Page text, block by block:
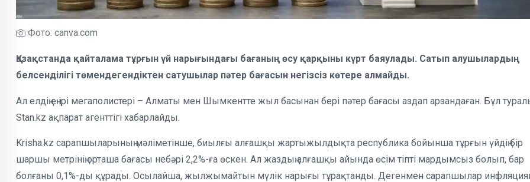
Фото: canva.com
Қазақстанда қайталама тұрғын үй нарығындағы бағаның өсу қарқыны күрт баяулады. Сатып алушылардың
белсенділігі төмендегендіктен сатушылар пәтер бағасын негізсіз көтере алмайды.
Ал елдің ең ірі мегаполистері – Алматы мен Шымкентте жыл басынан бері пәтер бағасы аздап арзандаған. Бұл
Stan.kz ақпарат агенттігі хабарлайды.
Krisha.kz сарапшыларының мәліметінше, биылғы алғашқы жартыжылдықта республика бойынша тұрғын үйдің бір
шаршы метрінің орташа бағасы небәрі 2,2%-ға өскен. Ал жаздың алғашқы айында өсім тіпті мардымсыз болып, бар
болғаны 0,1%-ды құрады. Осылайша, жылжымайтын мүлік нарығы тұрақтанды. Дегенмен сарапшылар